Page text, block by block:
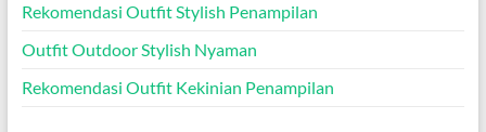
Rekomendasi Outfit Stylish Penampilan
Outfit Outdoor Stylish Nyaman
Rekomendasi Outfit Kekinian Penampilan